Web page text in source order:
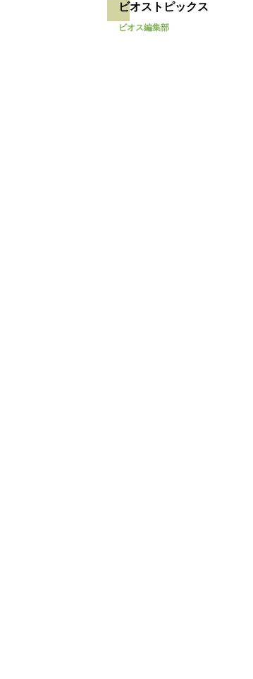
ビオストピックス
ビオス編集部